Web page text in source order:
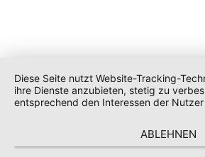
Diese Seite nutzt Website-Tracking-
ihre Dienste anzubieten, stetig zu
entsprechend den Interessen der
ABLEHNEN